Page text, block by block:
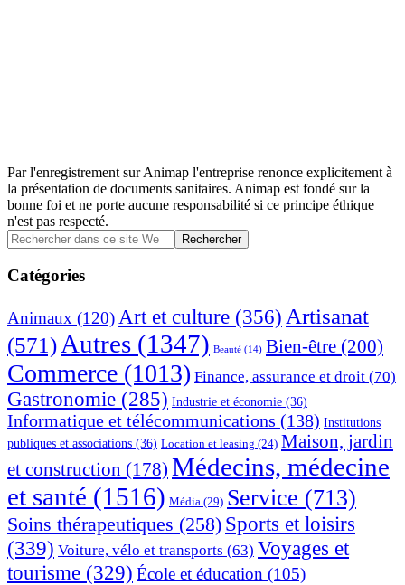
Par l'enregistrement sur Animap l'entreprise renonce explicitement à
la présentation de documents sanitaires. Animap est fondé sur la
bonne foi et ne porte aucune responsabilité si ce principe éthique
n'est pas respecté.
Barre
latérale
principale
Rechercher
dans
ce
site
Catégories
Animaux (120) Art et culture (356) Artisanat
(571) Autres (1347) Beauté (14) Bien-être (200)
Commerce (1013) Finance, assurance et droit (70)
Gastronomie (285) Industrie et économie (36)
Informatique et télécommunications (138) Institutions
publiques et associations (36) Location et leasing (24) Maison, jardin
et construction (178) Médecins, médecine
et santé (1516) Média (29) Service (713)
Soins thérapeutiques (258) Sports et loisirs
(339) Voiture, vélo et transports (63) Voyages et
tourisme (329) École et éducation (105)